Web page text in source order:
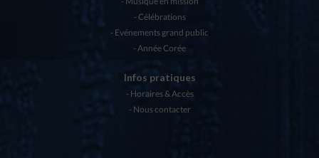
Célébrations
Evénements grand public
Année Corée
Infos pratiques
Horaires & Accès
Nous contacter